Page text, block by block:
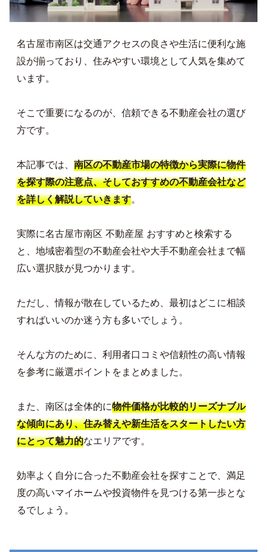
名古屋市南区は交通アクセスの良さや生活に便利な施
設が揃っており、住みやすい環境として人気を集めて
います。
そこで重要になるのが、信頼できる不動産会社の選び
方です。
本記事では、南区の不動産市場の特徴から実際に物件
を探す際の注意点、そしておすすめの不動産会社など
を詳しく解説していきます。
実際に名古屋市南区 不動産屋 おすすめと検索する
と、地域密着型の不動産会社や大手不動産会社まで幅
広い選択肢が見つかります。
ただし、情報が散在しているため、最初はどこに相談
すればいいのか迷う方も多いでしょう。
そんな方のために、利用者口コミや信頼性の高い情報
を参考に厳選ポイントをまとめました。
また、南区は全体的に物件価格が比較的リーズナブル
な傾向にあり、住み替えや新生活をスタートしたい方
にとって魅力的なエリアです。
効率よく自分に合った不動産会社を探すことで、満足
度の高いマイホームや投資物件を見つける第一歩とな
るでしょう。